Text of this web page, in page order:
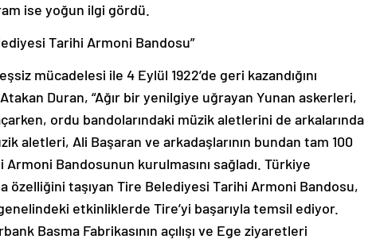
ise yoğun ilgi gördü.
Tarihi Armoni Bandosu”
eşsiz mücadelesi ile 4 Eylül 1922’de geri kazandığını
Duran, “Ağır bir yenilgiye uğrayan Yunan askerleri,
ordu bandolarındaki müzik aletlerini de arkalarında
aletleri, Ali Başaran ve arkadaşlarının bundan tam 100
Bandosunun kurulmasını sağladı. Türkiye
özelliğini taşıyan Tire Belediyesi Tarihi Armoni Bandosu,
etkinliklerde Tire’yi başarıyla temsil ediyor.
Basma Fabrikasının açılışı ve Ege ziyaretleri